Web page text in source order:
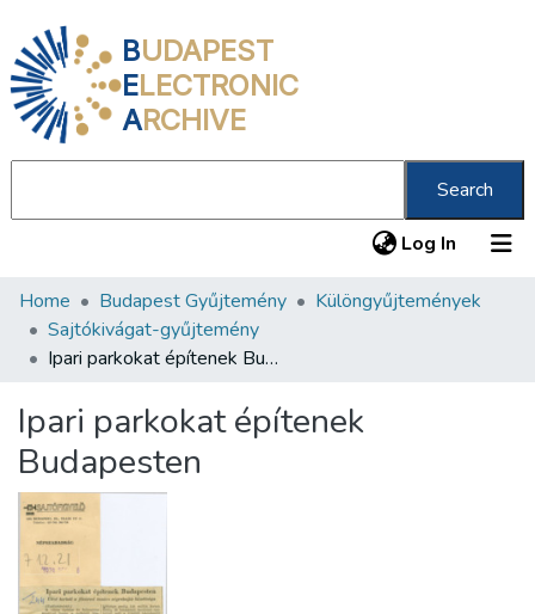
BUDAPEST
ELECTRONIC
ARCHIVE
Search
Log In (current)
Communities & Collections
All of DSpace
About us
Home Budapest Gyűjtemény
Különgyűjtemények
Sajtókivágat-gyűjtemény
Ipari parkokat építenek Budapesten
Ipari parkokat építenek
Budapesten